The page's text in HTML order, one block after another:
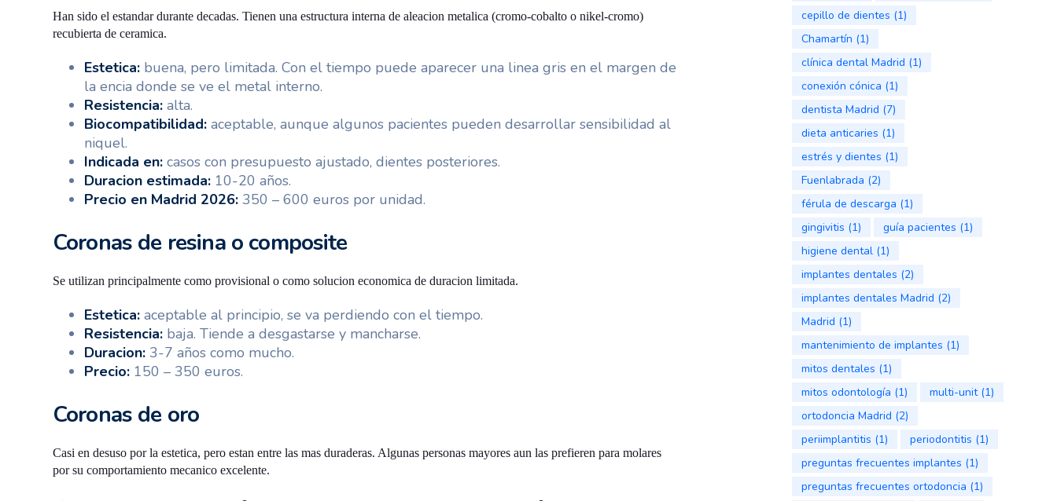
Han sido el estandar durante decadas. Tienen una estructura interna de aleacion metalica (cromo-cobalto o nikel-cromo)
recubierta de ceramica.
Estetica: buena, pero limitada. Con el tiempo puede aparecer una linea gris en el margen de
la encia donde se ve el metal interno.
Resistencia: alta.
Biocompatibilidad: aceptable, aunque algunos pacientes pueden desarrollar sensibilidad al
niquel.
Indicada en: casos con presupuesto ajustado, dientes posteriores.
Duracion estimada: 10-20 años.
Precio en Madrid 2026: 350 – 600 euros por unidad.
Coronas de resina o composite
Se utilizan principalmente como provisional o como solucion economica de duracion limitada.
Estetica: aceptable al principio, se va perdiendo con el tiempo.
Resistencia: baja. Tiende a desgastarse y mancharse.
Duracion: 3-7 años como mucho.
Precio: 150 – 350 euros.
Coronas de oro
Casi en desuso por la estetica, pero estan entre las mas duraderas. Algunas personas mayores aun las prefieren para molares
por su comportamiento mecanico excelente.
cepillo de dientes (1)
Chamartín (1)
clínica dental Madrid (1)
conexión cónica (1)
dentista Madrid (7)
dieta anticaries (1)
estrés y dientes (1)
Fuenlabrada (2)
férula de descarga (1)
gingivitis (1) guía pacientes (1)
higiene dental(1)
implantes dentales (2)
implantes dentales Madrid (2)
Madrid (1)
mantenimiento de implantes (1)
mitos dentales (1)
mitos odontología (1) multi-unit(1)
ortodoncia Madrid (2)
periimplantitis (1) periodontitis (1)
preguntas frecuentes implantes (1)
preguntas frecuentes ortodoncia (1)